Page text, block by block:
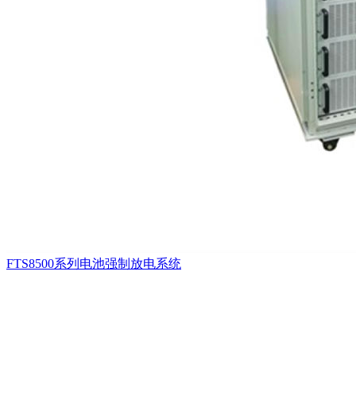
FTS8500系列电池强制放电系统